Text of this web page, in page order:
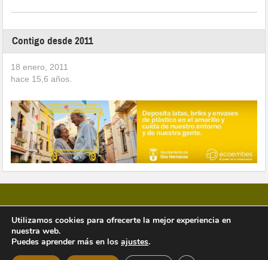
Contigo desde 2011
18 enero, 2011
hace 15,6 años.
Copyright © 2026 Vivir en Montequinto Periódico Digital
Utilizamos cookies para ofrecerte la mejor experiencia en
nuestra web.
Puedes aprender más en los ajustes.